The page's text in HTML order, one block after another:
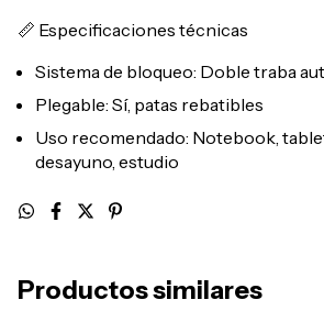
📏 Especificaciones técnicas
Sistema de bloqueo: Doble traba
Plegable: Sí, patas rebatibles
Uso recomendado: Notebook,
desayuno, estudio
Productos similares